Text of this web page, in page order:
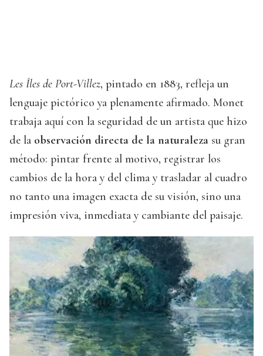
Les Îles de Port-Villez, pintado en 1883, refleja un
lenguaje pictórico ya plenamente afirmado. Monet
trabaja aquí con la seguridad de un artista que hizo
de la observación directa de la naturaleza su gran
método: pintar frente al motivo, registrar los
cambios de la hora y del clima y trasladar al cuadro
no tanto una imagen exacta de su visión, sino una
impresión viva, inmediata y cambiante del paisaje.